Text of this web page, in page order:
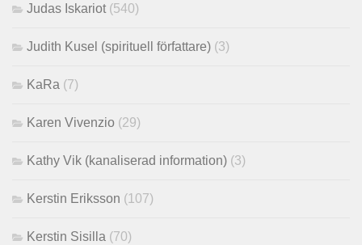
Judas Iskariot (540)
Judith Kusel (spirituell författare) (3)
KaRa (7)
Karen Vivenzio (29)
Kathy Vik (kanaliserad information) (3)
Kerstin Eriksson (107)
Kerstin Sisilla (70)